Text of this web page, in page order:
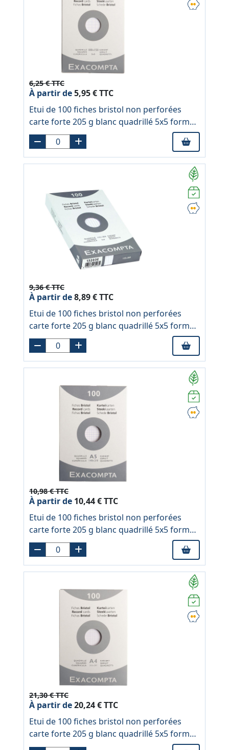
6,25 € TTC
À partir de5,95 € TTC
Etui de 100 fiches bristol non perforées
carte forte 205 g blanc quadrillé 5x5 format
10x15 cm
9,36 € TTC
À partir de8,89 € TTC
Etui de 100 fiches bristol non perforées
carte forte 205 g blanc quadrillé 5x5 format
12,5x20 cm
10,98 € TTC
À partir de 10,44 € TTC
Etui de 100 fiches bristol non perforées
carte forte 205 g blanc quadrillé 5x5 format
14,8x21 cm
21,30 € TTC
À partir de20,24 € TTC
Etui de 100 fiches bristol non perforées
carte forte 205 g blanc quadrillé 5x5 format
21x29,7 cm